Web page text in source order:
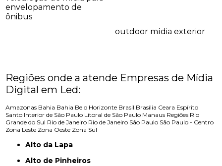
envelopamento de
ônibus
outdoor mídia exterior
Regiões onde a atende Empresas de Mídia
Digital em Led:
Amazonas Bahia Bahia Belo Horizonte Brasil Brasília Ceara Espírito
Santo Interior de São Paulo Litoral de São Paulo Manaus Regiões Rio
Grande do Sul Rio de Janeiro Rio de Janeiro São Paulo São Paulo - Centro
Zona Leste Zona Oeste Zona Sul
Alto da Lapa
Alto de Pinheiros